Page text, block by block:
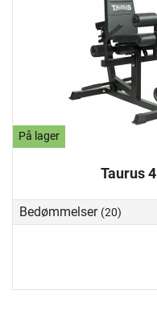
På lager
Taurus
Bedømmelser (20)